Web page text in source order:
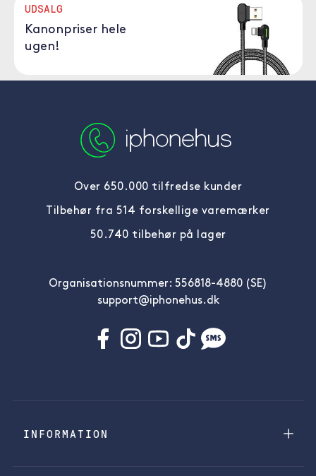
UDSALG
Kanonpriser hele
ugen!
Over 650.000 tilfredse kunder
Tilbehør fra 514 forskellige varemærker
50.740 tilbehør på lager
Organisationsnummer: 556818-4880 (SE)
support@iphonehus.dk
INFORMATION